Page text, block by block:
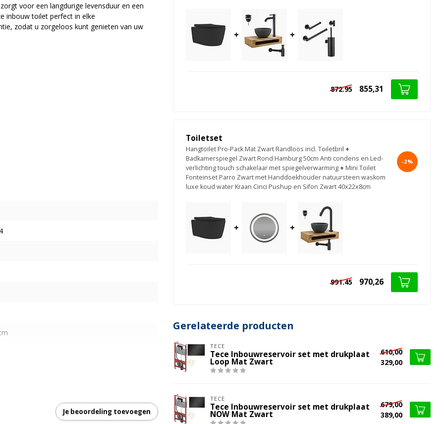
voor een langdurige levensduur en een
inbouw toilet perfect in elke
zodat u zorgeloos kunt genieten van uw
Je beoordeling toevoegen
+ +
872.95 855,31
Toiletset
Hangtoilet Pro-Pack Mat Zwart Randloos incl. Toiletbril +
Badkamerspiegel Zwart Rond Hamburg 50cm Anti condens en Led-
verlichting touch schakelaar met spiegelverwarming + Mini Toilet
Fonteinset Parro Zwart met Handdoekhouder natuursteen waskom
luxe koud water Kraan Cinci Pushup en Sifon Zwart 40x22x8cm
-2%
+ +
991.45 970,26
Gerelateerde producten
TECE
Tece Inbouwreservoir set met drukplaat
Loop Mat Zwart
610,00
329,00
TECE
Tece Inbouwreservoir set met drukplaat
NOW Mat Zwart
679,00
389,00